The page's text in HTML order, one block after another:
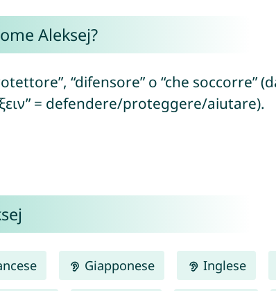
Aleksej?
“difensore” o “che soccorre”
= defendere/proteggere/aiutare).
Giapponese Inglese